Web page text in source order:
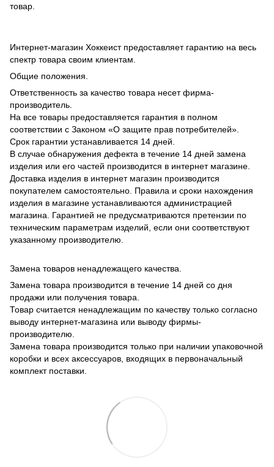
товар.
Интернет-магазин Хоккеист предоставляет гарантию на весь
спектр товара своим клиентам.
Общие положения.
Ответственность за качество товара несет фирма-
производитель.
На все товары предоставляется гарантия в полном
соответствии с Законом «О защите прав потребителей».
Срок гарантии устанавливается 14 дней.
В случае обнаружения дефекта в течение 14 дней замена
изделия или его частей производится в интернет магазине.
Доставка изделия в интернет магазин производится
покупателем самостоятельно. Правила и сроки нахождения
изделия в магазине устанавливаются администрацией
магазина. Гарантией не предусматриваются претензии по
техническим параметрам изделий, если они соответствуют
указанному производителю.
Замена товаров ненадлежащего качества.
Замена товара производится в течение 14 дней со дня
продажи или получения товара.
Товар считается ненадлежащим по качеству только согласно
выводу интернет-магазина или выводу фирмы-
производителю.
Замена товара производится только при наличии упаковочной
коробки и всех аксессуаров, входящих в первоначальный
комплект поставки.